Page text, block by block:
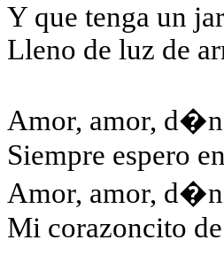
Y que tenga un
Lleno de luz de
Amor, amor,
Siempre espero
Amor, amor,
Mi corazoncito